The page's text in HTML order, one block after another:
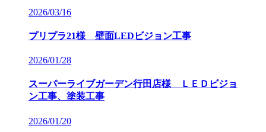
2026/03/16
プリプラ21様 壁面LEDビジョン工事
2026/01/28
スーパーライブガーデン行田店様 ＬＥＤビジョ
ン工事、塗装工事
2026/01/20